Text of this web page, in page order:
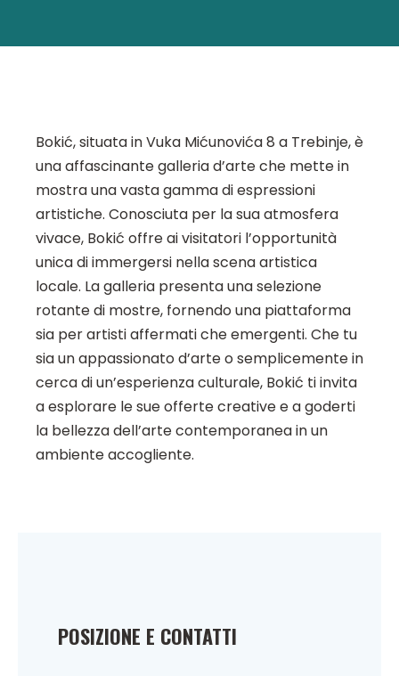
Bokić, situata in Vuka Mićunovića 8 a Trebinje, è
una affascinante galleria d’arte che mette in
mostra una vasta gamma di espressioni
artistiche. Conosciuta per la sua atmosfera
vivace, Bokić offre ai visitatori l’opportunità
unica di immergersi nella scena artistica
locale. La galleria presenta una selezione
rotante di mostre, fornendo una piattaforma
sia per artisti affermati che emergenti. Che tu
sia un appassionato d’arte o semplicemente in
cerca di un’esperienza culturale, Bokić ti invita
a esplorare le sue offerte creative e a goderti
la bellezza dell’arte contemporanea in un
ambiente accogliente.
POSIZIONE E CONTATTI